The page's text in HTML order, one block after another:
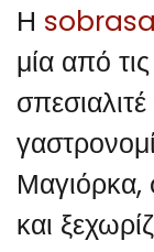
Η
μία από
Μαγιόρκα,
και